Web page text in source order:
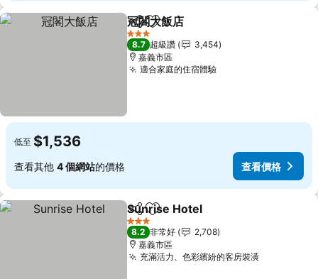
分享 加入我的最愛
冠閣大飯店
3 星級
8.7 超級讚
3,454
嘉義市區
適合家庭的住宿體驗
低至 $1,536
查看其他 4 個網站的價格 查看價格
分享 加入我的最愛
Sunrise Hotel
3 星級
8.2 非常好
2,708
嘉義市區
充滿活力、色彩繽紛的客房裝潢